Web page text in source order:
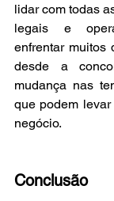
lidar com todas
legais e
enfrentar muitos
desde a
mudança nas
que podem
negócio.
Conclusão